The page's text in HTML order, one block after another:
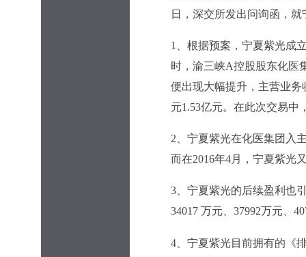
日，深交所发出问询函，
1
、根据预案，宁夏紫光成
时，渝三峡A控股股东化医
便出现大幅提升，主营业务
元1.53亿元。在此次交易中
2、 宁夏紫光在化医集团入
而在2016年4月，宁夏紫光
3、 宁夏紫光的后续盈利也
34017 万元、37992万元、
4 、宁夏紫光目前拥有的《